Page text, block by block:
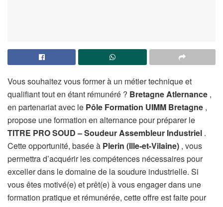
Vous souhaitez vous former à un métier technique et
qualifiant tout en étant rémunéré ? Bretagne Atlernance ,
en partenariat avec le Pôle Formation UIMM Bretagne ,
propose une formation en alternance pour préparer le
TITRE PRO SOUD – Soudeur Assembleur Industriel .
Cette opportunité, basée à Plerin (Ille-et-Vilaine) , vous
permettra d’acquérir les compétences nécessaires pour
exceller dans le domaine de la soudure industrielle. Si
vous êtes motivé(e) et prêt(e) à vous engager dans une
formation pratique et rémunérée, cette offre est faite pour